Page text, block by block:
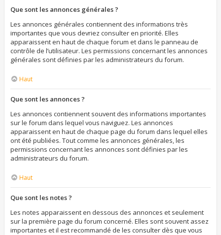
Que sont les annonces générales ?
Les annonces générales contiennent des informations très
importantes que vous devriez consulter en priorité. Elles
apparaissent en haut de chaque forum et dans le panneau de
contrôle de l’utilisateur. Les permissions concernant les annonces
générales sont définies par les administrateurs du forum.
Haut
Que sont les annonces ?
Les annonces contiennent souvent des informations importantes
sur le forum dans lequel vous naviguez. Les annonces
apparaissent en haut de chaque page du forum dans lequel elles
ont été publiées. Tout comme les annonces générales, les
permissions concernant les annonces sont définies par les
administrateurs du forum.
Haut
Que sont les notes ?
Les notes apparaissent en dessous des annonces et seulement
sur la première page du forum concerné. Elles sont souvent assez
importantes et il est recommandé de les consulter dès que vous